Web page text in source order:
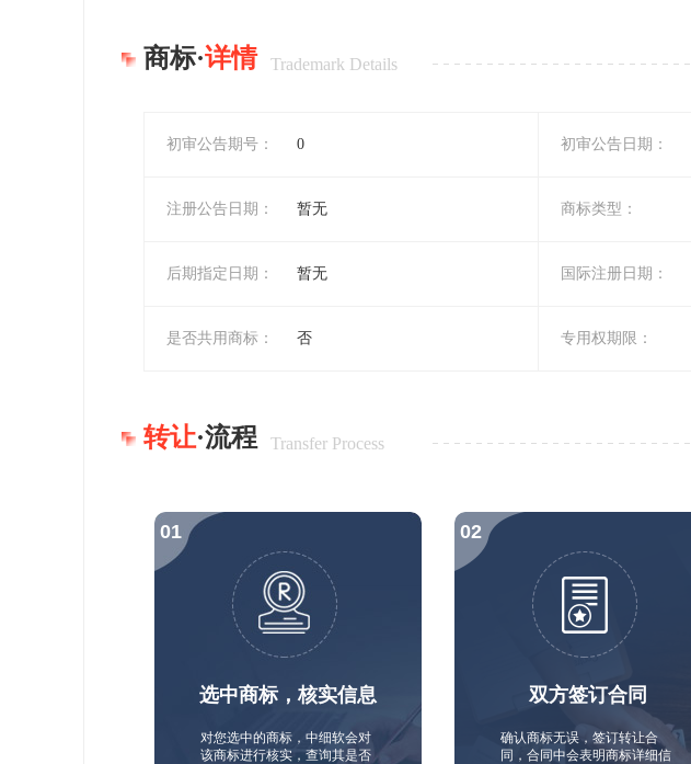
商标·详情 Trademark Details
初审公告期号： 0 初审公告日期：
注册公告日期： 暂无 商标类型：
后期指定日期： 暂无 国际注册日期：
是否共用商标： 否 专用权期限：
转让·流程 Transfer Process
选中商标，核实信息
对您选中的商标，中细软会对
该商标进行核实，查询其是否
双方签订合同
确认商标无误，签订转让合
同，合同中会表明商标详细信